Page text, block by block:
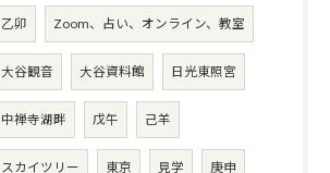
乙卯 Zoom、占い、オンライン、教室
大谷観音 大谷資料館 日光東照宮
中禅寺湖畔 戊午 己羊
スカイツリー 東京 見学 庚申